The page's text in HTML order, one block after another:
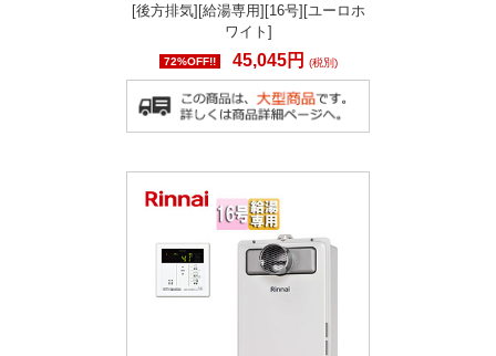
[後方排気][給湯専用][16号][ユーロホ
ワイト]
72%OFF!! 45,045円 (税別)